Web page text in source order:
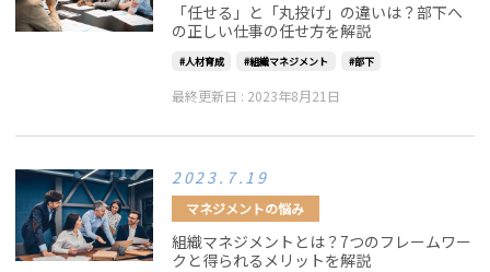
「任せる」と「丸投げ」の違いは？部下へ
の正しい仕事の任せ方を解説
人材育成 組織マネジメント 部下
最終更新日 : 2023年8月21日
2023.7.19
マネジメントの悩み
組織マネジメントとは？7つのフレームワー
クと得られるメリットを解説